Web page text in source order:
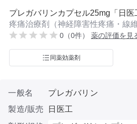
プレガバリンカプセル25mg「日医
疼痛治療剤（神経障害性疼痛・線
0（0件） 薬の評価を見
同薬効薬剤
一般名
プレガバリン
製造/販売
日医工